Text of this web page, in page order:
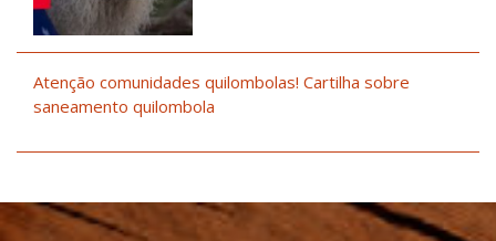
Atenção comunidades quilombolas! Cartilha sobre
saneamento quilombola